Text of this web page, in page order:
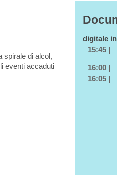
spirale di alcol,
eventi accaduti
digitale
15:45 |
16:00 |
16:05 |